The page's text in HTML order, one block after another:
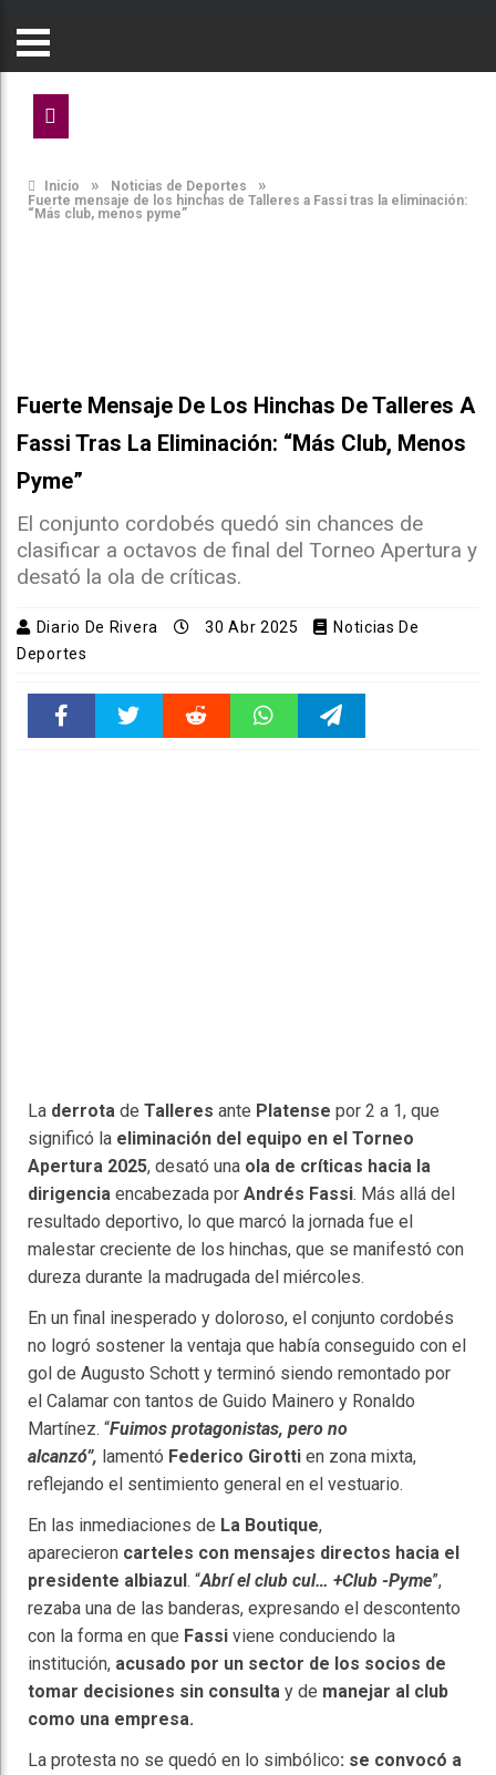
Inicio » Noticias de Deportes »
Fuerte mensaje de los hinchas de Talleres a Fassi tras la eliminación:
“Más club, menos pyme”
Fuerte Mensaje De Los Hinchas De Talleres A
Fassi Tras La Eliminación: “Más Club, Menos
Pyme”
El conjunto cordobés quedó sin chances de
clasificar a octavos de final del Torneo Apertura y
desató la ola de críticas.
Diario De Rivera 30 Abr 2025
Noticias De
Deportes
La derrota de Talleres ante Platense por 2 a 1, que
significó la eliminación del equipo en el Torneo
Apertura 2025, desató una ola de críticas hacia la
dirigencia encabezada por Andrés Fassi. Más allá del
resultado deportivo, lo que marcó la jornada fue el
malestar creciente de los hinchas, que se manifestó con
dureza durante la madrugada del miércoles.
En un final inesperado y doloroso, el conjunto cordobés
no logró sostener la ventaja que había conseguido con el
gol de Augusto Schott y terminó siendo remontado por
el Calamar con tantos de Guido Mainero y Ronaldo
Martínez. “Fuimos protagonistas, pero no
alcanzó”, lamentó Federico Girotti en zona mixta,
reflejando el sentimiento general en el vestuario.
En las inmediaciones de La Boutique,
aparecieron carteles con mensajes directos hacia el
presidente albiazul. “Abrí el club cul… +Club -Pyme”,
rezaba una de las banderas, expresando el descontento
con la forma en que Fassi viene conduciendo la
institución, acusado por un sector de los socios de
tomar decisiones sin consulta y de manejar al club
como una empresa.
La protesta no se quedó en lo simbólico: se convocó a